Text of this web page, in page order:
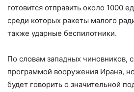
готовится отправить около 1000
среди которых ракеты малого
также ударные беспилотники.
По словам западных чиновников,
программой вооружения Ирана,
будет говорить о значительной